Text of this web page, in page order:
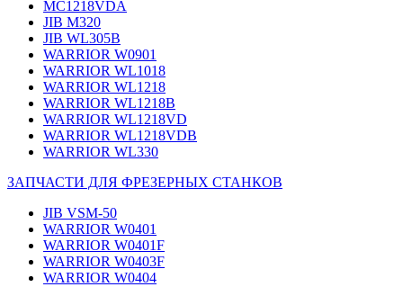
MC1218VDA
JIB M320
JIB WL305B
WARRIOR W0901
WARRIOR WL1018
WARRIOR WL1218
WARRIOR WL1218B
WARRIOR WL1218VD
WARRIOR WL1218VDB
WARRIOR WL330
ЗАПЧАСТИ ДЛЯ ФРЕЗЕРНЫХ СТАНКОВ
JIB VSM-50
WARRIOR W0401
WARRIOR W0401F
WARRIOR W0403F
WARRIOR W0404